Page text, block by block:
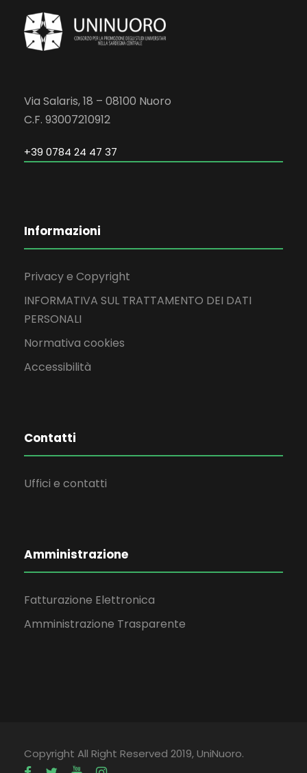
Via Salaris, 18 – 08100 Nuoro
C.F. 93007210912
+39 0784 24 47 37
Informazioni
Privacy e Copyright
INFORMATIVA SUL TRATTAMENTO DEI DATI
PERSONALI
Normativa cookies
Accessibilità
Contatti
Uffici e contatti
Amministrazione
Fatturazione Elettronica
Amministrazione Trasparente
Copyright All Right Reserved 2019, UniNuoro.